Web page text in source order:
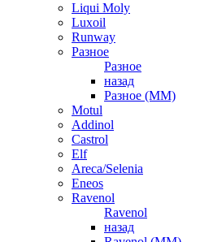
Liqui Moly
Luxoil
Runway
Разное
Разное
назад
Разное (ММ)
Motul
Addinol
Castrol
Elf
Areca/Selenia
Eneos
Ravenol
Ravenol
назад